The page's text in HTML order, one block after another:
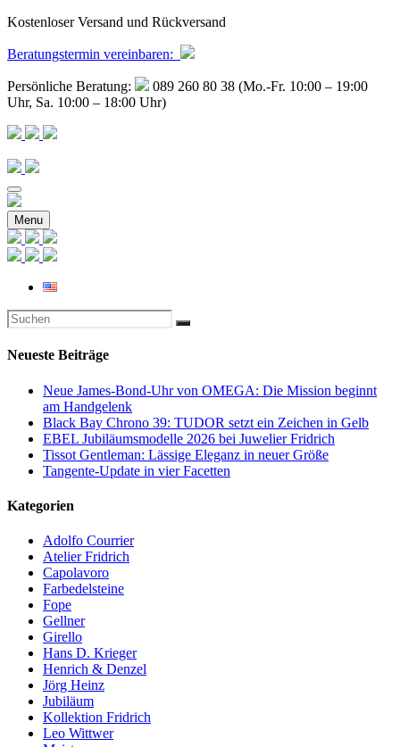
Kostenloser Versand und Rückversand
Beratungstermin vereinbaren:
Persönliche Beratung:
089 260 80 38 (Mo.-Fr. 10:00 – 19:00
Uhr, Sa. 10:00 – 18:00 Uhr)
Menu
Neueste Beiträge
Neue James-Bond-Uhr von OMEGA: Die Mission beginnt
am Handgelenk
Black Bay Chrono 39: TUDOR setzt ein Zeichen in Gelb
EBEL Jubiläumsmodelle 2026 bei Juwelier Fridrich
Tissot Gentleman: Lässige Eleganz in neuer Größe
Tangente-Update in vier Facetten
Kategorien
Adolfo Courrier
Atelier Fridrich
Capolavoro
Farbedelsteine
Fope
Gellner
Girello
Hans D. Krieger
Henrich & Denzel
Jörg Heinz
Jubiläum
Kollektion Fridrich
Leo Wittwer